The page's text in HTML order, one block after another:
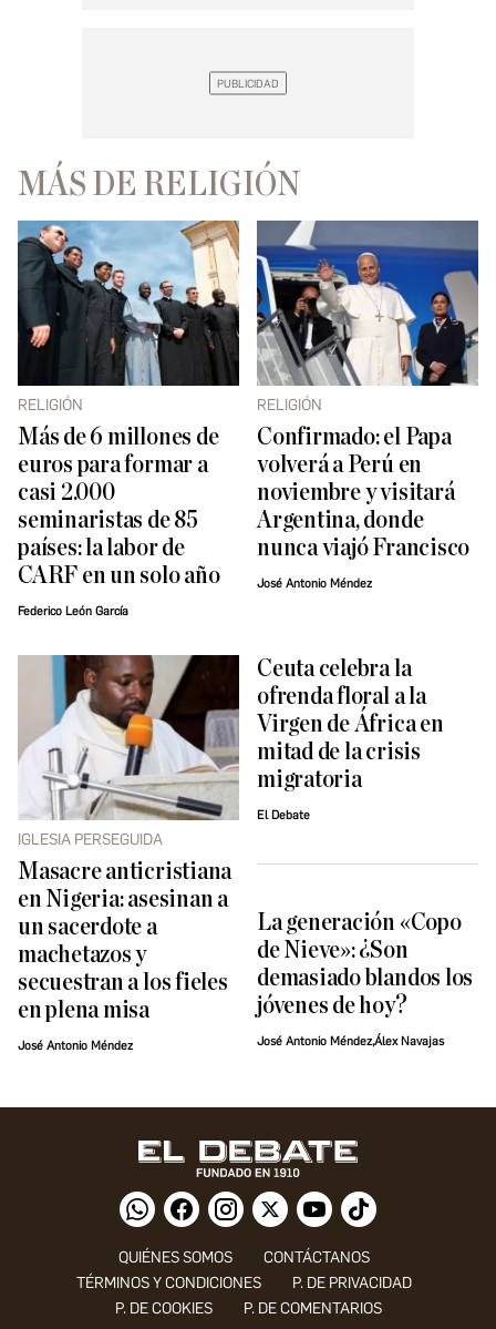
MÁS DE RELIGIÓN
RELIGIÓN
Más de 6 millones de
euros para formar a
casi 2.000
seminaristas de 85
países: la labor de
CARF en un solo año
Federico León García
RELIGIÓN
Confirmado: el Papa
volverá a Perú en
noviembre y visitará
Argentina, donde
nunca viajó Francisco
José Antonio Méndez
IGLESIA PERSEGUIDA
Masacre anticristiana
en Nigeria: asesinan a
un sacerdote a
machetazos y
secuestran a los fieles
en plena misa
José Antonio Méndez
Ceuta celebra la
ofrenda floral a la
Virgen de África en
mitad de la crisis
migratoria
El Debate
La generación «Copo
de Nieve»: ¿Son
demasiado blandos los
jóvenes de hoy?
José Antonio Méndez,Álex Navajas
QUIÉNES SOMOS
CONTÁCTANOS
TÉRMINOS Y CONDICIONES
P. DE PRIVACIDAD
P. DE COOKIES
P. DE COMENTARIOS